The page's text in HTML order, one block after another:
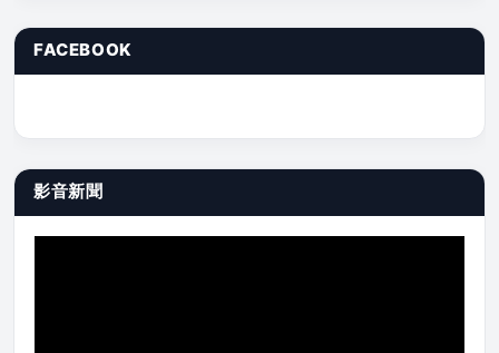
FACEBOOK
影音新聞